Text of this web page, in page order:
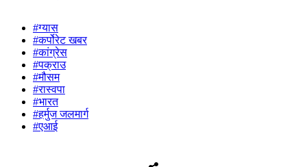
#ग्यास
#कर्पोरेट खबर
#कांग्रेस
#पक्राउ
#मौसम
#रास्वपा
#भारत
#हर्मुज जलमार्ग
#एआ‍ई